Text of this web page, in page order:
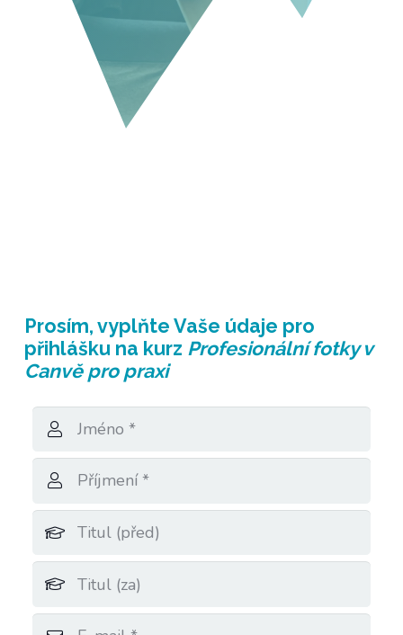
Prosím, vyplňte Vaše údaje pro
přihlášku na kurz Profesionální fotky v
Canvě pro praxi